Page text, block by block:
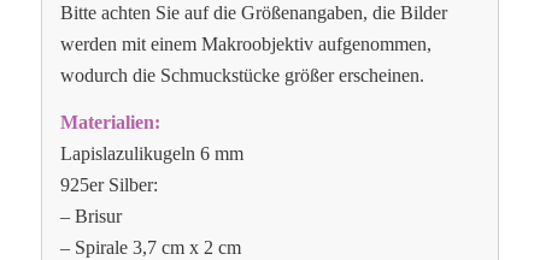
Bitte achten Sie auf die Größenangaben, die Bilder
werden mit einem Makroobjektiv aufgenommen,
wodurch die Schmuckstücke größer erscheinen.
Materialien:
Lapislazulikugeln 6 mm
925er Silber:
– Brisur
– Spirale 3,7 cm x 2 cm